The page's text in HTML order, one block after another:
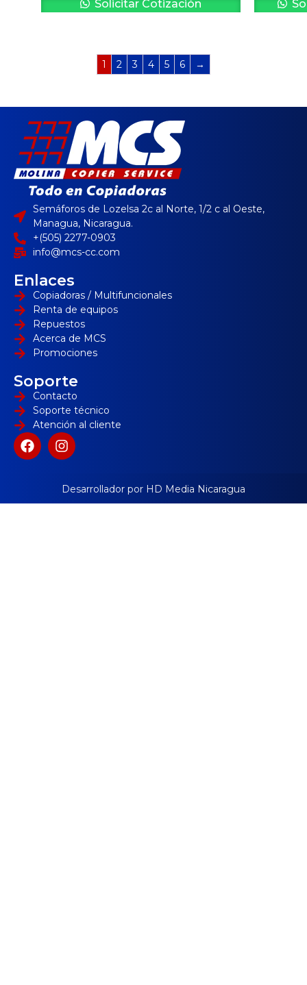
Solicitar Cotización
1 2 3 4 5 6 →
Semáforos de Lozelsa 2c al Norte, 1/2 c al Oeste,
Managua, Nicaragua.
+(505) 2277-0903
info@mcs-cc.com
Enlaces
Copiadoras / Multifuncionales
Renta de equipos
Repuestos
Acerca de MCS
Promociones
Soporte
Contacto
Soporte técnico
Atención al cliente
Desarrollador por HD Media Nicaragua